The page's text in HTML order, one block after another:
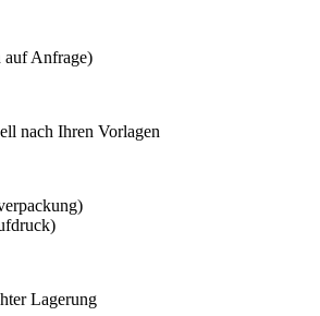
auf Anfrage)
nach Ihren Vorlagen
Lagerung